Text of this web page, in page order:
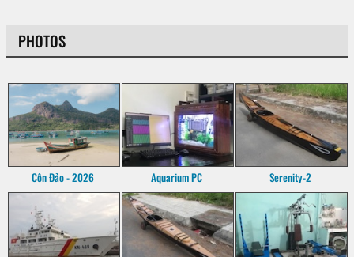
PHOTOS
Côn Đảo - 2026 Aquarium PC Serenity-2